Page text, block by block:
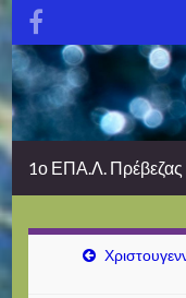
Search for:
1ο ΕΠΑ.Λ. Πρέβεζας